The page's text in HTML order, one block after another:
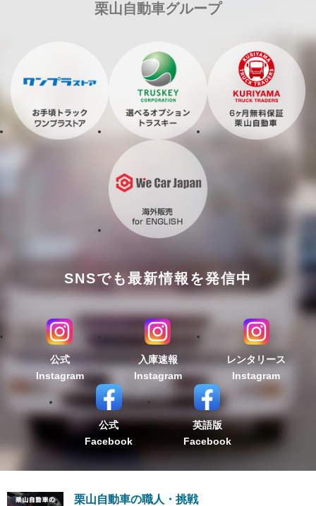
栗山自動車グループ
SNSでも最新情報を発信中
公式
Instagram
入庫速報
Instagram
レンタリース
Instagram
公式
Facebook
英語版
Facebook
栗山自動車の職人・挑戦